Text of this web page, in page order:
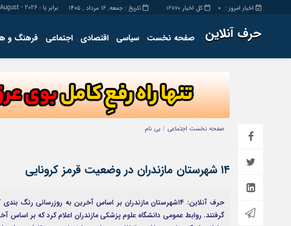
کل اخبار 16770 اخبار امروز : 0 تاریخ : جمعه, ۱۶ مرداد , ۱۴۰۵ برابر با : Friday - 7 - August - 2026
حرف آنلاین صفحه نخست سیاسی اقتصادی اجتماعی فرهنگ و
صفحه نخست اجتماعی / بی نام
۱۴ شهرستان مازندران در وضعیت قرمز کرونایی
حرف آنلاین: ۱۴شهرستان مازندران بر اساس آخرین به روزرسانی
گرفتند. روابط عمومی دانشگاه علوم پزشکی مازندران اعلام کرد که بر